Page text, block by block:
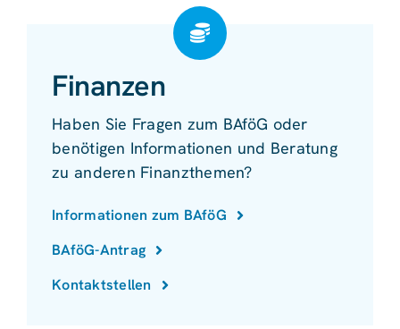
Finanzen
Haben Sie Fragen zum BAföG oder
benötigen Informationen und Beratung
zu anderen Finanzthemen?
Informationen zum BAföG
BAföG-Antrag
Kontaktstellen